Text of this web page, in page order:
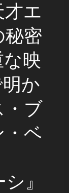
エ
秘密
映
か
・ブ
・ベ
』